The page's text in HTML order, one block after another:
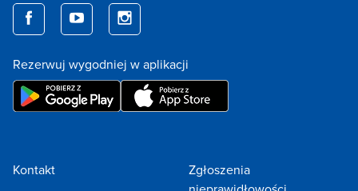
Rezerwuj wygodniej w aplikacji
Kontakt
Zgłoszenia